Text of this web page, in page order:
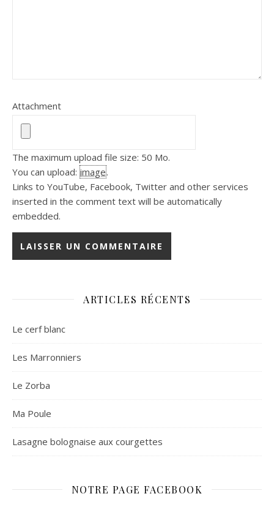
Attachment
The maximum upload file size: 50 Mo.
You can upload: image.
Links to YouTube, Facebook, Twitter and other services
inserted in the comment text will be automatically
embedded.
ARTICLES RÉCENTS
Le cerf blanc
Les Marronniers
Le Zorba
Ma Poule
Lasagne bolognaise aux courgettes
NOTRE PAGE FACEBOOK